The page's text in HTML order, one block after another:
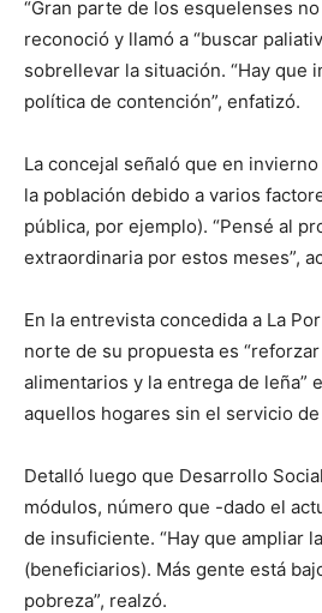
“Gran parte de los esquelenses
reconoció y llamó a “buscar
sobrellevar la situación. “Hay que
política de contención”, enfatizó.
La concejal señaló que en
la población debido a varios
pública, por ejemplo). “Pensé al
extraordinaria por estos meses”,
En la entrevista concedida a La
norte de su propuesta es
alimentarios y la entrega de leña”
aquellos hogares sin el servicio
Detalló luego que Desarrollo
módulos, número que -dado el
de insuficiente. “Hay que ampliar
(beneficiarios). Más gente está
pobreza”, realzó.